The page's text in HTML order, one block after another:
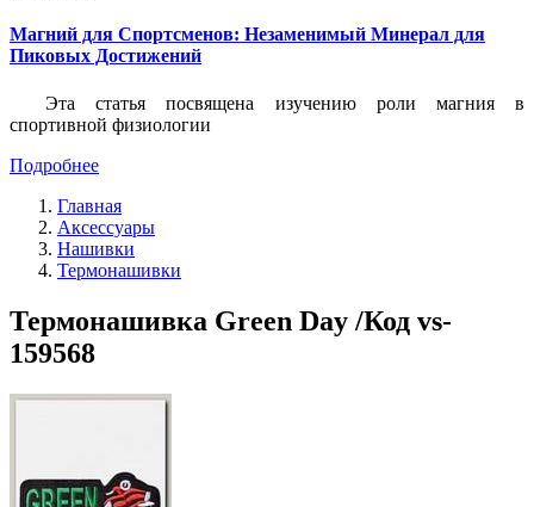
Магний для Спортсменов: Незаменимый Минерал для
Пиковых Достижений
Эта статья посвящена изучению роли магния в
спортивной физиологии
Подробнее
Главная
Аксессуары
Нашивки
Термонашивки
Термонашивка Green Day /Код vs-
159568